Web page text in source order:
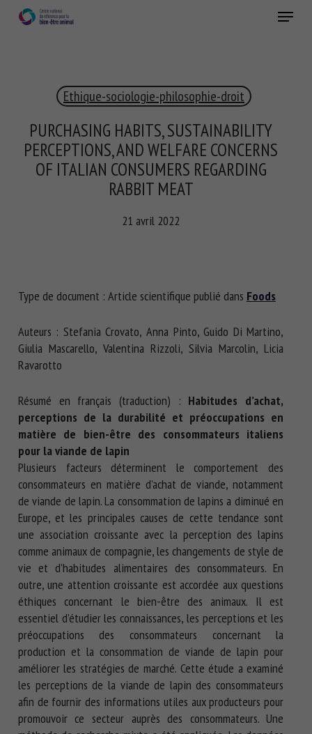
Menu
Ethique-sociologie-philosophie-droit
PURCHASING HABITS, SUSTAINABILITY
PERCEPTIONS, AND WELFARE CONCERNS
OF ITALIAN CONSUMERS REGARDING
RABBIT MEAT
21 avril 2022
Type de document : Article scientifique publié dans Foods
Auteurs : Stefania Crovato, Anna Pinto, Guido Di Martino,
Giulia Mascarello, Valentina Rizzoli, Silvia Marcolin, Licia
Ravarotto
Résumé en français (traduction) : Habitudes d’achat,
perceptions de la durabilité et préoccupations en
matière de bien-être des consommateurs italiens
pour la viande de lapin
Plusieurs facteurs déterminent le comportement des
consommateurs en matière d’achat de viande, notamment
de viande de lapin. La consommation de lapins a diminué en
Europe, et les principales causes de cette tendance sont
une association croissante avec la perception des lapins
comme animaux de compagnie, les changements de style de
vie et d’habitudes alimentaires des consommateurs. En
outre, une attention croissante est accordée aux questions
éthiques concernant le bien-être des animaux. Il est
essentiel d’étudier les connaissances, les perceptions et les
préoccupations des consommateurs concernant la
production et la consommation de viande de lapin pour
améliorer les stratégies de marché. Cette étude a examiné
les perceptions de la viande de lapin des consommateurs
afin de fournir des informations utiles aux producteurs pour
promouvoir ce secteur auprès des consommateurs. Une
RECEVEZ CHAQUE MOIS GRATUITEMENT
ANIMAL
Organisme *
E-mail *
En soumettant ce formulaire, j'accepte que les
informations saisies soient utilisées dans le cadre de la
relation avec le CNR BEA. *
Les champs suivis de * sont obligatoires